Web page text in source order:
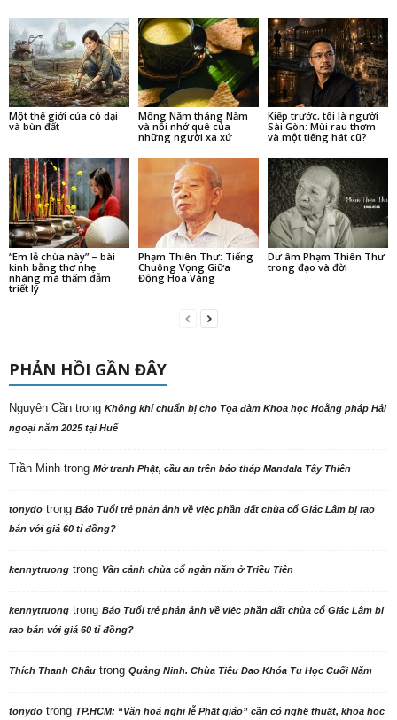
Một thế giới của cỏ dại
và bùn đất
Mồng Năm tháng Năm
và nỗi nhớ quê của
những người xa xứ
Kiếp trước, tôi là người
Sài Gòn: Mùi rau thơm
và một tiếng hát cũ?
“Em lễ chùa này” – bài
kinh bằng thơ nhẹ
nhàng mà thấm đẫm
triết lý
Phạm Thiên Thư: Tiếng
Chuông Vọng Giữa
Động Hoa Vàng
Dư âm Phạm Thiên Thư
trong đạo và đời
PHẢN HỒI GẦN ĐÂY
Nguyên Cần trong Không khí chuẩn bị cho Tọa đàm Khoa học Hoằng pháp Hải
ngoại năm 2025 tại Huế
Trần Minh trong Mở tranh Phật, cầu an trên bảo tháp Mandala Tây Thiên
tonydo trong Báo Tuổi trẻ phản ảnh về việc phần đất chùa cổ Giác Lâm bị rao
bán với giá 60 tỉ đồng?
kennytruong trong Vãn cảnh chùa cổ ngàn năm ở Triều Tiên
kennytruong trong Báo Tuổi trẻ phản ảnh về việc phần đất chùa cổ Giác Lâm bị
rao bán với giá 60 tỉ đồng?
Thích Thanh Châu trong Quảng Ninh. Chùa Tiêu Dao Khóa Tu Học Cuối Năm
tonydo trong TP.HCM: “Văn hoá nghi lễ Phật giáo” cần có nghệ thuật, khoa học